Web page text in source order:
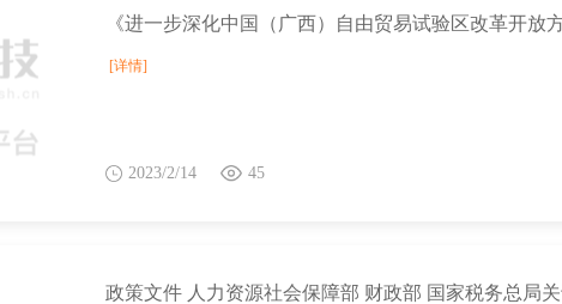
《进一步深化中国（广西）自由贸易试验区改革开放
[详情]
2023/2/14 45